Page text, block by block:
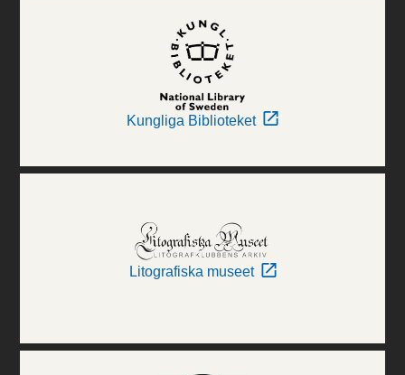
Kungliga Biblioteket
Litografiska museet